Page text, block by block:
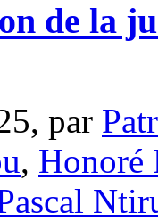
de la
par
, Honoré